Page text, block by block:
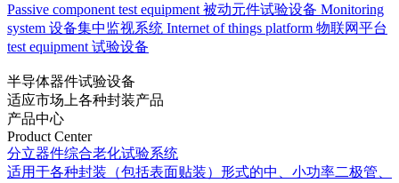
Passive component test equipment 被动元件试验设备 Monitoring
system 设备集中监视系统 Internet of things platform 物联网平台
test equipment 试验设备
半导体器件试验设备
适应市场上各种封装产品
产品中心
Product Center
分立器件综合老化试验系统
适用于各种封装（包括表面贴装）形式的中、小功率二极管、